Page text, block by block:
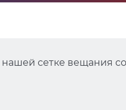
нашей сетке вещания